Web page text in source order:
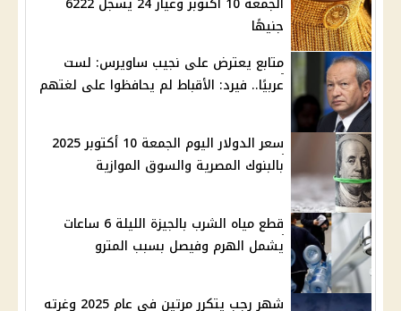
جنيهًا
متابع يعترض على نجيب ساويرس: لست
عربيًا.. فيرد: الأقباط لم يحافظوا على لغتهم
سعر الدولار اليوم الجمعة 10 أكتوبر 2025
بالبنوك المصرية والسوق الموازية
قطع مياه الشرب بالجيزة الليلة 6 ساعات
يشمل الهرم وفيصل بسبب المترو
شهر رجب يتكرر مرتين في عام 2025 وغرته